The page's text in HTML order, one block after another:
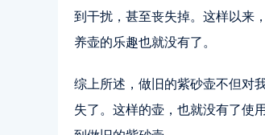
到干扰，甚至丧失掉。这样以来
养壶的乐趣也就没有了。
综上所述，做旧的紫砂壶不但对
失了。这样的壶，也就没有了使